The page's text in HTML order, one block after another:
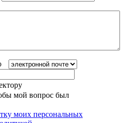
мой вопрос был
моих персональных